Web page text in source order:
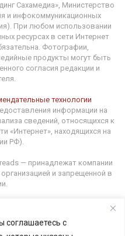
соглашаетесь с
Сахамедиа», Министерство
и инфокоммуникационных
При любом использовании
ресурсах в сети Интернет
Фотографии,
продукты могут быть
согласия редакции и
технологии
информации на
сведений, относящихся к
«Интернет», находящихся на
РФ).
— принадлежат компании
и запрещенной в
Орджоникидзе, 31.